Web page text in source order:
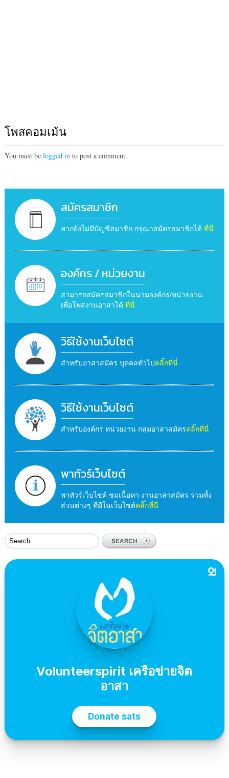
โพสคอมเม้น
You must be logged into post a comment.
สมัครสมาชิก
หากยังไม่มีบัญชีสมาชิก กรุณาสมัครสมาชิกได้ ที่นี่
องค์กร / หน่วยงาน
สามารถสมัครสมาชิกในนามองค์กร/หน่วยงาน
เพื่อโพสงานอาสาได้ ที่นี่
วิธีใช้งานเว็บไซต์
สำหรับอาสาสมัคร บุคคลทั่วไปคลิ๊กที่นี่
วิธีใช้งานเว็บไซต์
สำหรับองค์กร หน่วยงาน กลุ่มอาสาสมัครคลิ๊กที่นี่
พาทัวร์เว็บไซต์
พาทัวร์เว็บไซต์ ชมเนื้อหา งานอาสาสมัคร รวมทั้ง
ส่วนต่างๆ ที่มีในเว็บไซต์คลิ๊กที่นี่